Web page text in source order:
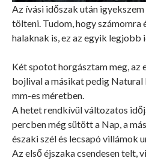
Az ívási időszak után
tölteni. Tudom, hogy számomra
halaknak is, ez az egyik legjobb
Két spotot horgásztam meg, az
bojlival a másikat pedig Natural
mm-es méretben.
A hetet rendkívül változatos
percben még sütött a Nap, a
északi szél és lecsapó villámok
Az első éjszaka csendesen telt,